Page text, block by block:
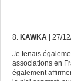
8. KAWKA | 27/
Je tenais
associations en
également